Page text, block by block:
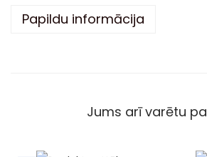
Papildu informācija
Jums arī varētu